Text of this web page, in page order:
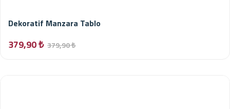
Dekoratif Manzara Tablo
379,90 ₺ 379,90 ₺